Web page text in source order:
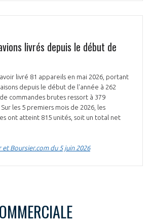
livrés depuis le début de
livré 81 appareils en mai 2026, portant
depuis le début de l'année à 262
commandes brutes ressort à 379
les 5 premiers mois de 2026, les
ont atteint 815 unités, soit un total net
et Boursier.com du 5 juin 2026